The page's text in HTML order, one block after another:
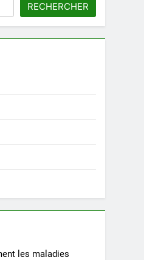
RECHERCHER
les maladies